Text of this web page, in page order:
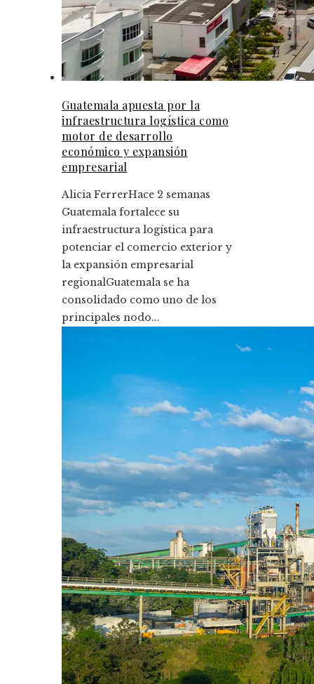
Guatemala apuesta por la
infraestructura logística como
motor de desarrollo
económico y expansión
empresarial
Alicia FerrerHace 2 semanas
Guatemala fortalece su
infraestructura logística para
potenciar el comercio exterior y
la expansión empresarial
regionalGuatemala se ha
consolidado como uno de los
principales nodo...